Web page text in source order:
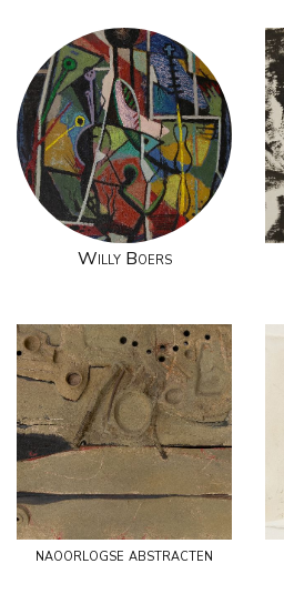
Willy Boers
naoorlogse abstracten